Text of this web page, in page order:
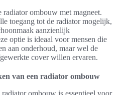
ombouw met magneet.
toegang tot de radiator mogelijk,
aanzienlijk
optie is ideaal voor mensen die
aan onderhoud, maar wel de
cover willen ervaren.
van een radiator ombouw
ombouw is essentieel voor